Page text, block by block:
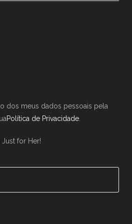
dos meus dados pessoais pela
Política de Privacidade
for Her!